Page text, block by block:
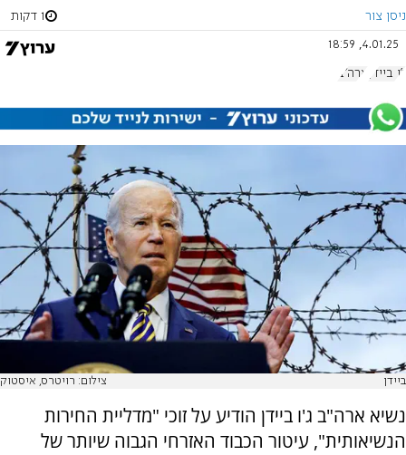
ניסן צור 1 דקות
4.01.25, 18:59
ג'ו ביידן ארה"ב
ביידן צילום: רויטרס, איסטוק
נשיא ארה"ב ג'ו ביידן הודיע על זוכי "מדליית החירות
הנשיאותית", עיטור הכבוד האזרחי הגבוה שיותר של